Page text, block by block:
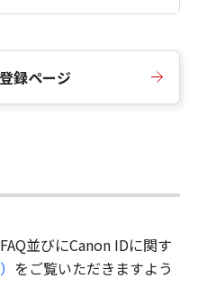
録ページ
並びにCanon IDに関す
をご覧いただきますよう